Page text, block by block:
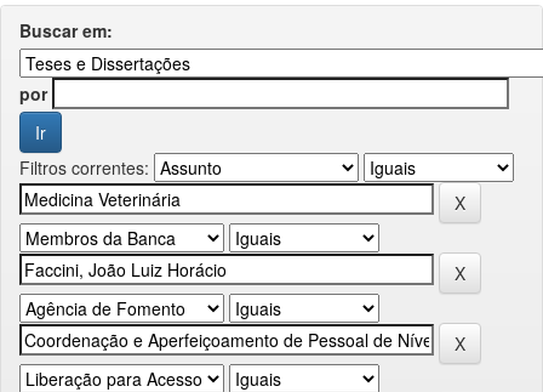
Buscar em:
por
Filtros correntes: